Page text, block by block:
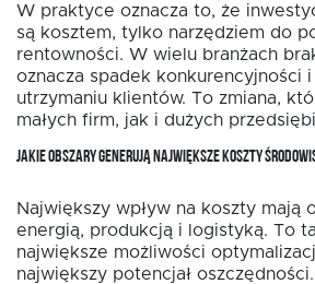
W praktyce oznacza to, że
są kosztem, tylko narzędziem do
rentowności. W wielu branżach
oznacza spadek konkurencyjności
utrzymaniu klientów. To zmiana,
małych firm, jak i dużych
JAKIE OBSZARY GENERUJĄ NAJWIĘKSZE KOSZTY
Największy wpływ na koszty mają
energią, produkcją i logistyką. To
największe możliwości
największy potencjał oszczędności.